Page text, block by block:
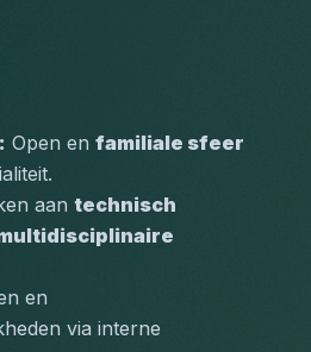
Open en familiale sfeer
aan technisch
en
via interne